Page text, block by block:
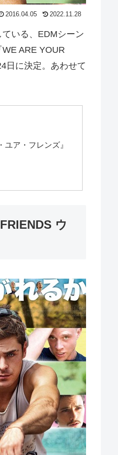
2016.04.05 2022.11.28
いる、EDMシーン
ARE YOUR
日に決定。あわせて
ア・フレンズ』
ウ